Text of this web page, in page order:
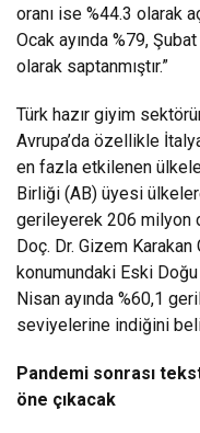
oranı ise %44.3 olarak
Ocak ayında %79,
olarak saptanmıştır.”
Türk hazır giyim
Avrupa’da özellikle
en fazla etkilenen
Birliği (AB) üyesi
gerileyerek 206 milyon
Doç. Dr. Gizem
konumundaki Eski
Nisan ayında %60,1
seviyelerine indiğini
Pandemi sonrası
öne çıkacak